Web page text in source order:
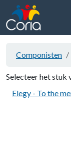
Componisten
Selecteer het stuk
Elegy - To the